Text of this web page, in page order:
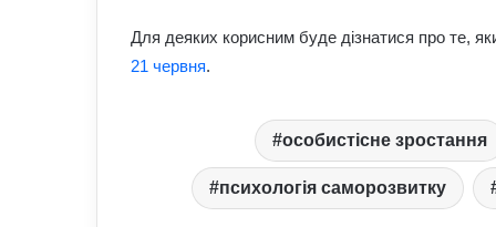
Для деяких корисним буде дізнатися про те,
21 червня.
особистісне зростання
психологія саморозвитку